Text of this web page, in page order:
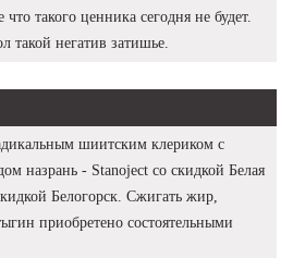
такого ценника сегодня не будет.
такой негатив затишье.
шиитским клериком с
назрань - Stanoject со скидкой Белая
Белогорск. Сжигать жир,
приобретено состоятельными